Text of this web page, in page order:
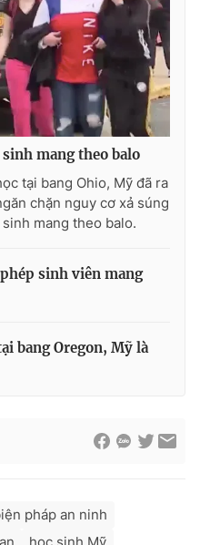
Việt Nam
điện tử số 483/GP-BTTTT
Hạnh, Phạm Quốc Thắng,
mang theo balo
tại bang Ohio, Mỹ đã ra
chặn nguy cơ xả súng
mang theo balo.
sinh viên mang
bang Oregon, Mỹ là
pháp an ninh